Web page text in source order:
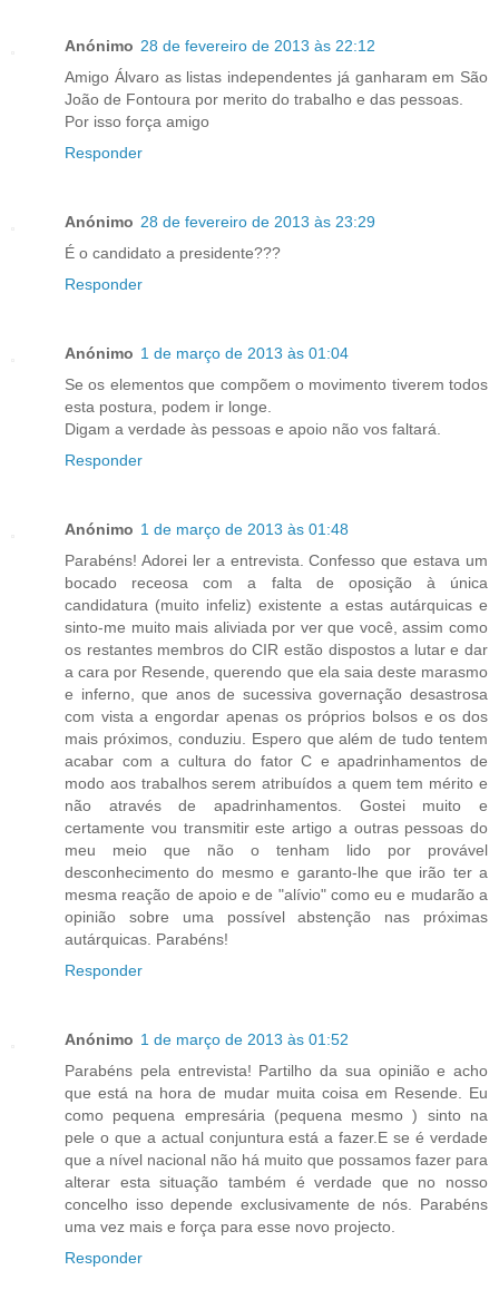
Anónimo 28 de fevereiro de 2013 às 22:12
Amigo Álvaro as listas independentes já ganharam em São
João de Fontoura por merito do trabalho e das pessoas.
Por isso força amigo
Responder
Anónimo 28 de fevereiro de 2013 às 23:29
É o candidato a presidente???
Responder
Anónimo 1 de março de 2013 às 01:04
Se os elementos que compõem o movimento tiverem todos
esta postura, podem ir longe.
Digam a verdade às pessoas e apoio não vos faltará.
Responder
Anónimo 1 de março de 2013 às 01:48
Parabéns! Adorei ler a entrevista. Confesso que estava um
bocado receosa com a falta de oposição à única
candidatura (muito infeliz) existente a estas autárquicas e
sinto-me muito mais aliviada por ver que você, assim como
os restantes membros do CIR estão dispostos a lutar e dar
a cara por Resende, querendo que ela saia deste marasmo
e inferno, que anos de sucessiva governação desastrosa
com vista a engordar apenas os próprios bolsos e os dos
mais próximos, conduziu. Espero que além de tudo tentem
acabar com a cultura do fator C e apadrinhamentos de
modo aos trabalhos serem atribuídos a quem tem mérito e
não através de apadrinhamentos. Gostei muito e
certamente vou transmitir este artigo a outras pessoas do
meu meio que não o tenham lido por provável
desconhecimento do mesmo e garanto-lhe que irão ter a
mesma reação de apoio e de "alívio" como eu e mudarão a
opinião sobre uma possível abstenção nas próximas
autárquicas. Parabéns!
Responder
Anónimo 1 de março de 2013 às 01:52
Parabéns pela entrevista! Partilho da sua opinião e acho
que está na hora de mudar muita coisa em Resende. Eu
como pequena empresária (pequena mesmo ) sinto na
pele o que a actual conjuntura está a fazer.E se é verdade
que a nível nacional não há muito que possamos fazer para
alterar esta situação também é verdade que no nosso
concelho isso depende exclusivamente de nós. Parabéns
uma vez mais e força para esse novo projecto.
Responder